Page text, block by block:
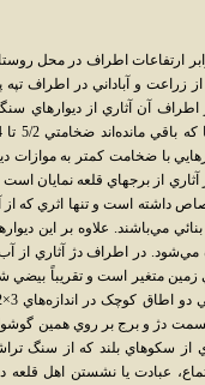
اين محل تقريبا‏ّ 1,5 تا 4 برابر
زراعت و آباداني در اطراف
آن آثاري از ديوارهاي
آثاري از برجهاي قلعه
داشته است و تنها اثري که
متغير است و تقريباً بيضي
قسمت دژ و برج بر روي همين
از سکو‌هاي بلند که از سنگ
عبادت يا نشستن اهل